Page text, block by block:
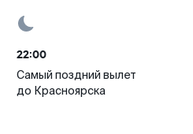
22:00
Самый поздний вылет
до Красноярска